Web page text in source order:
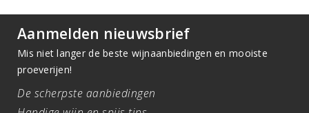
Aanmelden nieuwsbrief
Mis niet langer de beste wijnaanbiedingen en mooiste
proeverijen!
De scherpste aanbiedingen